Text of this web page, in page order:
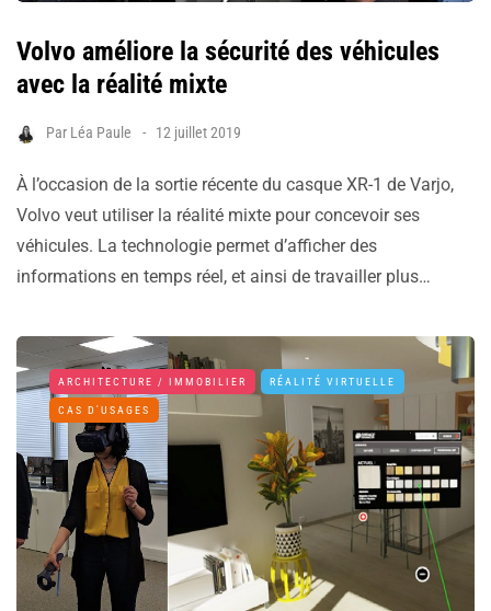
Volvo améliore la sécurité des véhicules
avec la réalité mixte
Par Léa Paule 12 juillet 2019
À l’occasion de la sortie récente du casque XR-1 de Varjo,
Volvo veut utiliser la réalité mixte pour concevoir ses
véhicules. La technologie permet d’afficher des
informations en temps réel, et ainsi de travailler plus…
ARCHITECTURE / IMMOBILIER RÉALITÉ VIRTUELLE
CAS D'USAGES